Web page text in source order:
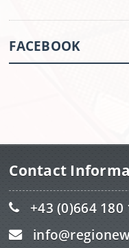
FACEBOOK
Contact
+43 (0)664 180